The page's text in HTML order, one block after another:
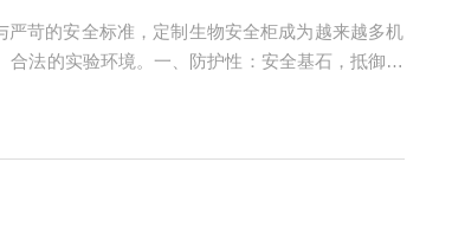
苛的安全标准，定制生物安全柜成为越来越多机
法的实验环境。一、防护性：安全基石，抵御风